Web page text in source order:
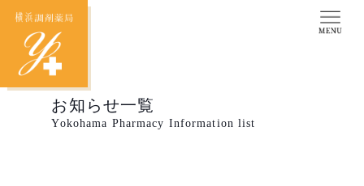
お知らせ一覧
Yokohama Pharmacy Information list